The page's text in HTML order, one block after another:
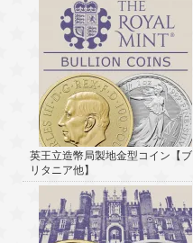
英王立造幣局製地金型コイン【ブ
リタニア他】